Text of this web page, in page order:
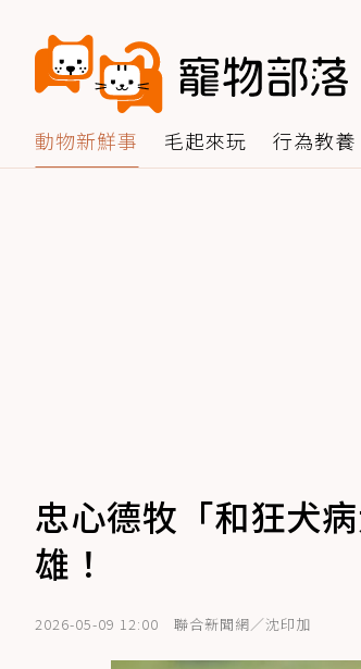
動物新鮮事 毛起來玩 行為教養
忠心德牧「和狂犬
雄！
2026-05-09 12:00 聯合新聞網／沈印加